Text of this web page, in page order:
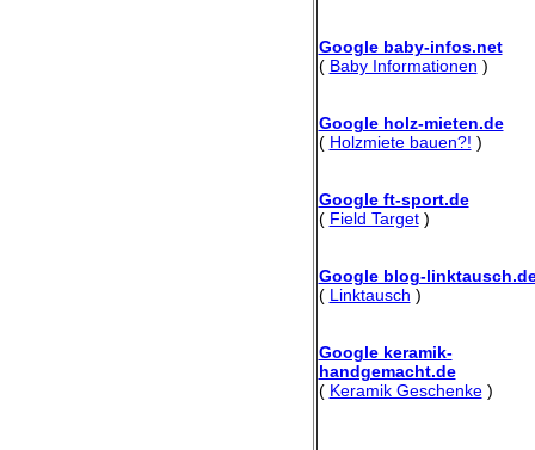
Google baby-infos.net
( Baby Informationen )
Google holz-mieten.de
( Holzmiete bauen?! )
Google ft-sport.de
( Field Target)
Google blog-
( Linktausch )
Google keramik-
handgemacht.de
( Keramik Geschenke)